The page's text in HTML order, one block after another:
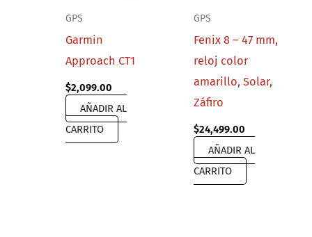
GPS
Garmin
Approach CT1
$2,099.00
AÑADIR AL
CARRITO
GPS
Fenix 8 – 47 mm,
reloj color
amarillo, Solar,
Záfiro
$24,499.00
AÑADIR AL
CARRITO